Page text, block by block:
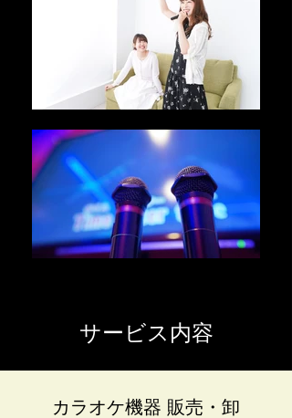
サービス内容
カラオケ機器 販売・卸